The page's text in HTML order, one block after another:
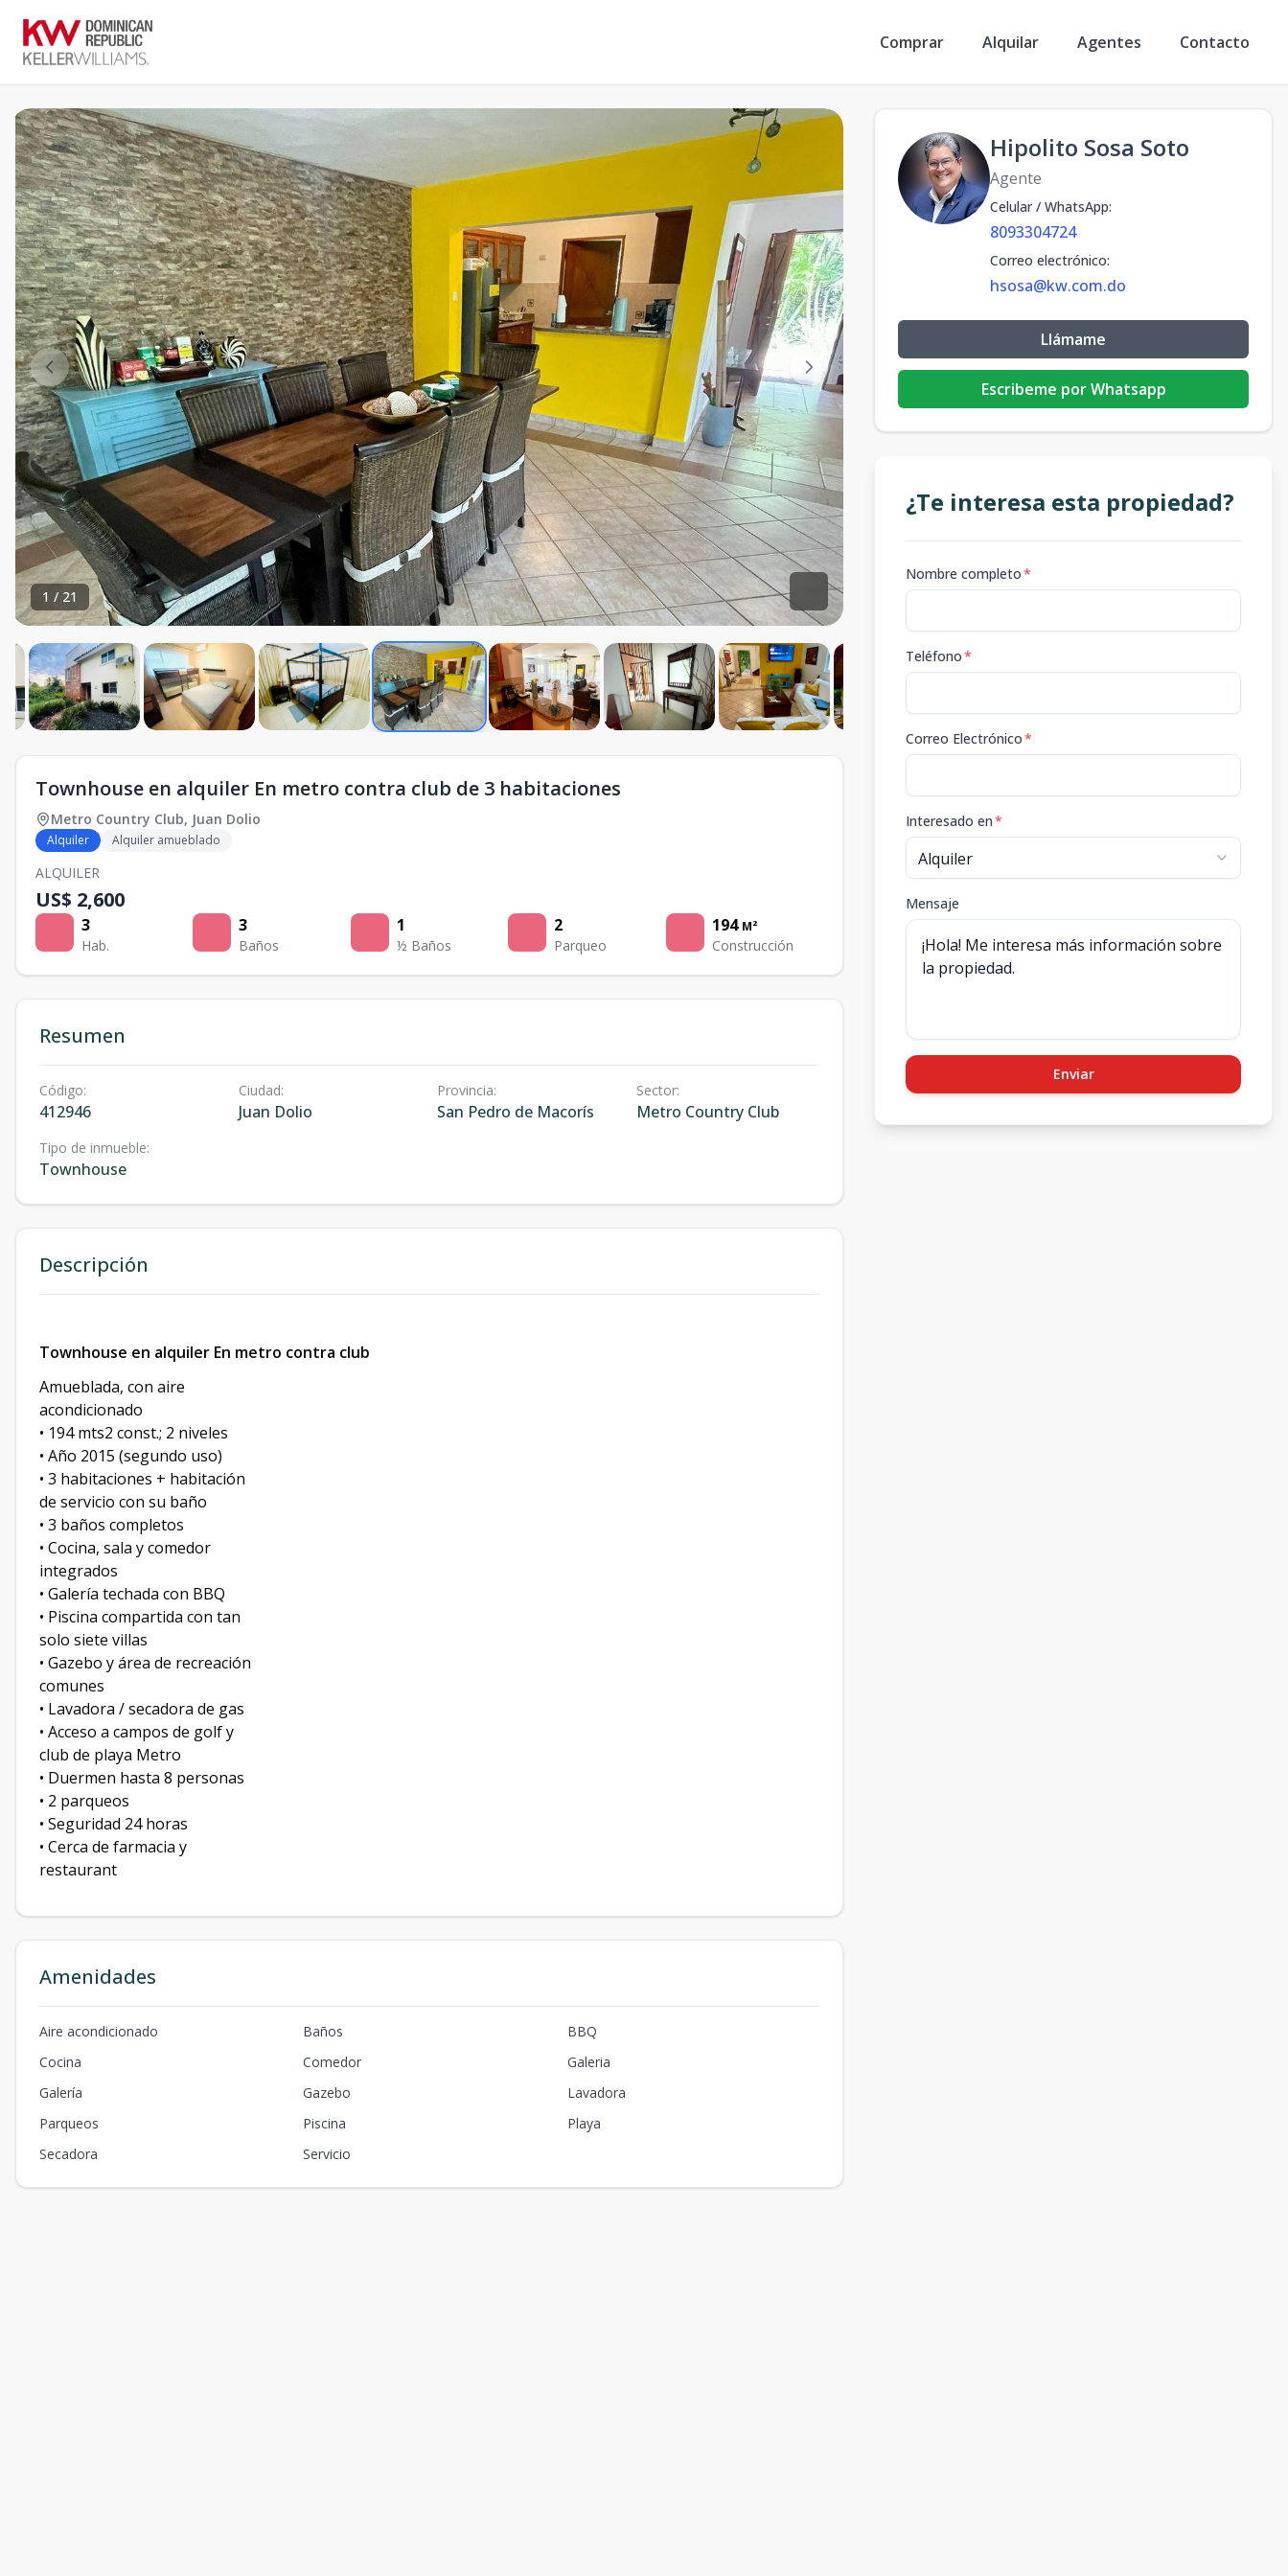
Comprar Alquilar Agentes Contacto
1 / 21
Townhouse en alquiler En metro contra club de 3 habitaciones
Metro Country Club, Juan Dolio
Alquiler Alquiler amueblado
ALQUILER
US$ 2,600
3
Hab.
3
Baños
1
½ Baños
2
Parqueo
194 M²
Construcción
Resumen
Código:
412946
Ciudad:
Juan Dolio
Provincia:
San Pedro de Macorís
Sector:
Metro Country Club
Tipo de inmueble:
Townhouse
Descripción
Townhouse en alquiler En metro contra club
Amueblada, con aire
acondicionado
• 194 mts2 const.; 2 niveles
• Año 2015 (segundo uso)
• 3 habitaciones + habitación
de servicio con su baño
• 3 baños completos
• Cocina, sala y comedor
integrados
• Galería techada con BBQ
• Piscina compartida con tan
solo siete villas
• Gazebo y área de recreación
comunes
• Lavadora / secadora de gas
• Acceso a campos de golf y
club de playa Metro
• Duermen hasta 8 personas
• 2 parqueos
• Seguridad 24 horas
• Cerca de farmacia y
restaurant
Amenidades
Aire acondicionado Baños
BBQ
Cocina
Comedor
Galeri­a
Galería
Gazebo
Lavadora
Parqueos
Piscina
Playa
Secadora
Servicio
Hipolito Sosa Soto
Agente
Celular / WhatsApp:
8093304724
Correo electrónico:
hsosa@kw.com.do
Llámame
Escribeme por Whatsapp
¿Te interesa esta propiedad?
Nombre completo*
Teléfono*
Correo Electrónico*
Interesado en*
Mensaje
Enviar